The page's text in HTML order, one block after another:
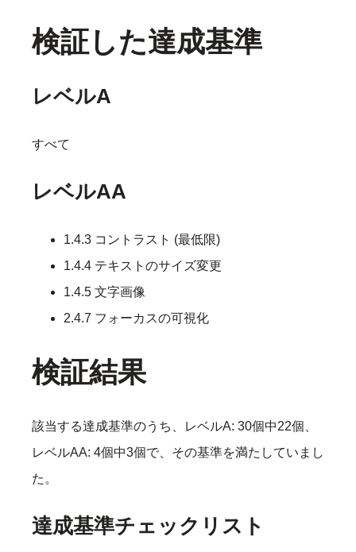
検証した達成基準
レベルA
すべて
レベルAA
1.4.3 コントラスト (最低限)
1.4.4 テキストのサイズ変更
1.4.5 文字画像
2.4.7 フォーカスの可視化
検証結果
該当する達成基準のうち、レベルA: 30個中22個、
レベルAA: 4個中3個で、その基準を満たしていまし
た。
達成基準チェックリスト